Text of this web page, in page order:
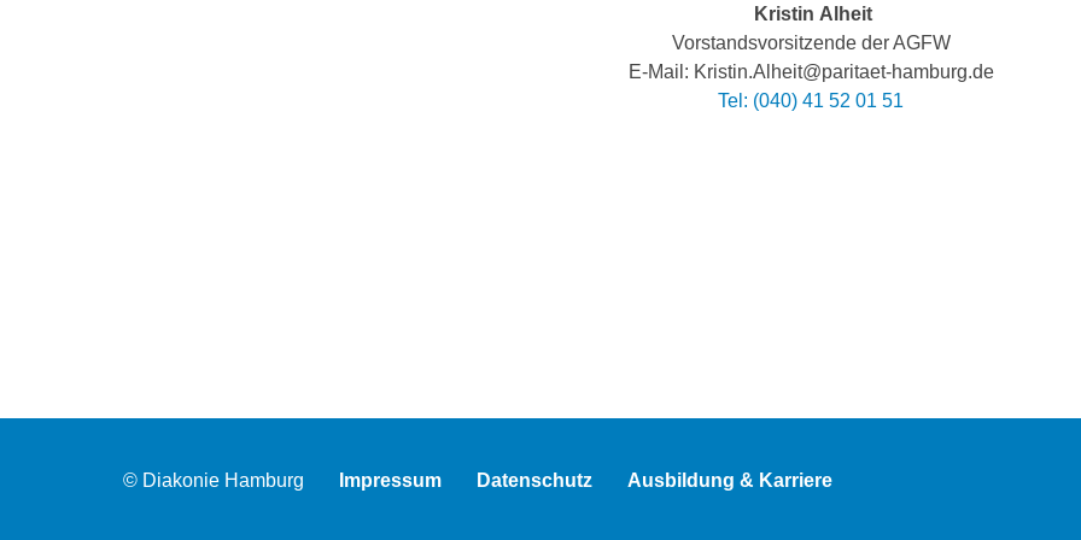
Kristin Alheit
Vorstandsvorsitzende der AGFW
E-Mail: Kristin.Alheit@paritaet-hamburg.de
Tel: (040) 41 52 01 51
© Diakonie Hamburg Impressum Datenschutz Ausbildung & Karriere